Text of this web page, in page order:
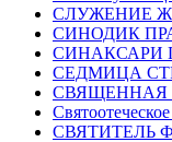
СЛУЖЕНИЕ
СИНОДИК
СИНАКСАРИ
СЕДМИЦА
СВЯЩЕННАЯ
СВЯТИТЕЛЬ